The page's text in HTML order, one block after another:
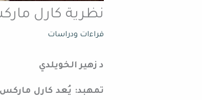
نظرية كارل
قراءات ودراسات
د زهير الخويلدي